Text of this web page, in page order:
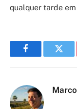
qualquer tarde
Facebook